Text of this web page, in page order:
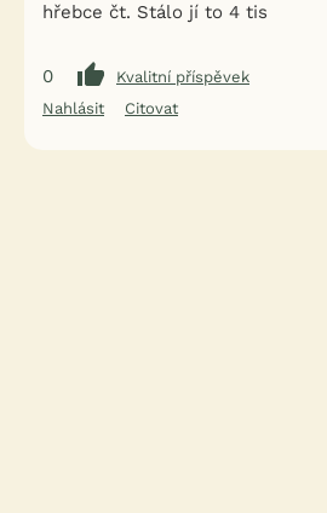
hřebce čt. Stálo jí to 4 tis
0
Kvalitní příspěvek
Nahlásit
Citovat